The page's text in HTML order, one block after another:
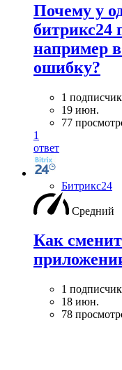
Почему у
битрикс24
например
ошибку?
1 подписчик
19 июн.
77
1
ответ
Битрикс24
Средний
Как
1 подписчик
18 июн.
78